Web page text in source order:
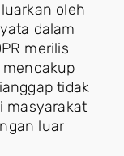
oleh
dalam
merilis
tidak
masyarakat
luar